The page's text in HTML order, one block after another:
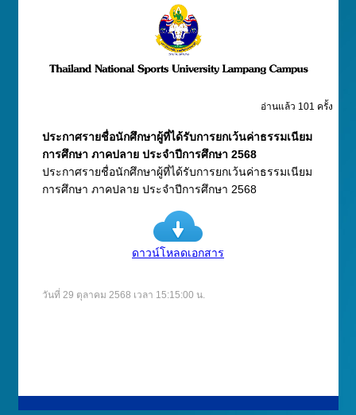
อ่านแล้ว 101 ครั้ง
ประกาศรายชื่อนักศึกษาผู้ที่ได้รับการยกเว้นค่าธรรมเนียม
การศึกษา ภาคปลาย ประจำปีการศึกษา 2568
ประกาศรายชื่อนักศึกษาผู้ที่ได้รับการยกเว้นค่าธรรมเนียม
การศึกษา ภาคปลาย ประจำปีการศึกษา 2568
ดาวน์โหลดเอกสาร
วันที่ 29 ตุลาคม 2568 เวลา 15:15:00 น.